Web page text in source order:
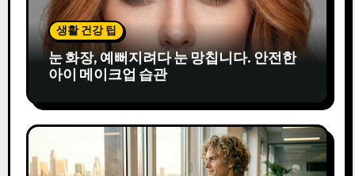
생활 건강 팁
눈 화장, 예뻐지려다 눈 망칩니다. 안전한
아이 메이크업 습관